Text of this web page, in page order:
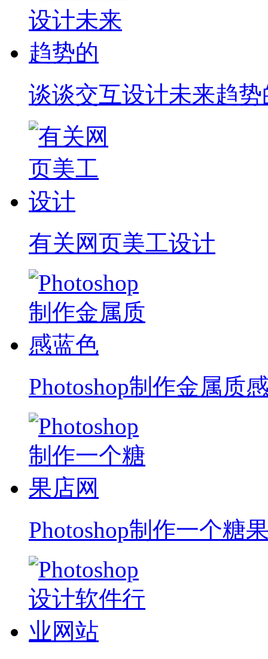
谈谈交互设计未来趋势
有关网页美工设计
Photoshop制作金属质
Photoshop制作一个糖